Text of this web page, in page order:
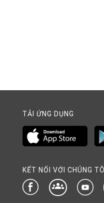
TẢI ỨNG DỤNG
KẾT NỐI VỚI CHÚNG TÔI
groups